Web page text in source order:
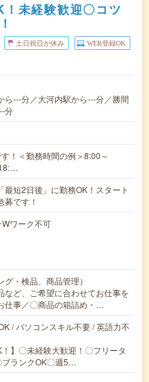
未経験歓迎〇コツ
土日祝日が休み WEB登録OK
ら---分／大河内駅から---分／勝間
分
！＜勤務時間の例＞8:00～
短2日後」に勤務OK！スタート
です！
ワーク不可
・検品、商品管理）
など、ご希望に合わせてお仕事を
仕事／〇商品の箱詰め・…
/ パソコンスキル不要 / 英語力不
！】〇未経験大歓迎！〇フリータ
ランクOK〇週5…